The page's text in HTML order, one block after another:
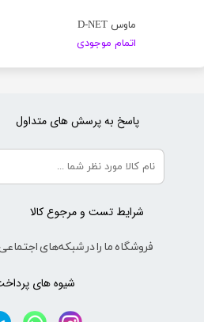
ماوس D-NET
اتمام موجودی
فروشگاه ما را در شبکه‌های
شیوه های
پاسخ به پرسش های متداول
شرایط تست و مرجوع کالا